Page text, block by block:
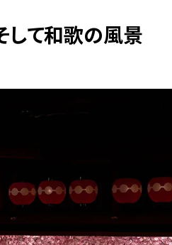
して和歌の風景